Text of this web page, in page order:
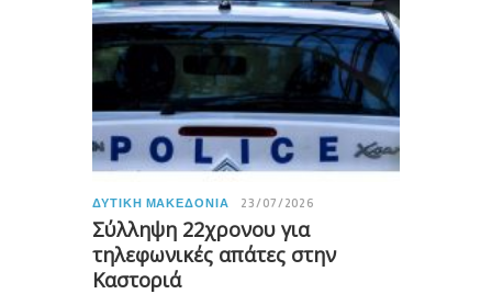
ΔΥΤΙΚΉ ΜΑΚΕΔΟΝΊΑ 23/07/2026
Σύλληψη 22χρονου για
τηλεφωνικές απάτες στην
Καστοριά